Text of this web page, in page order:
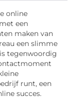
online
een
maken van
een slimme
tegenwoordig
runt, een
succes.